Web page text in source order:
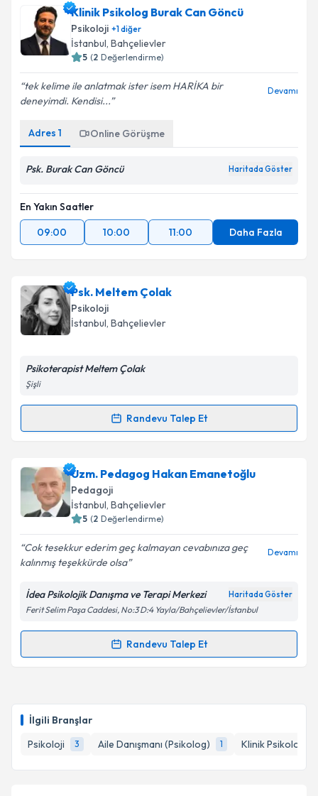
İlgili Branşlar
Psikoloji
3 Aile Danışmanı (Psikolog) 1 Klinik Psikolog
Klinik Psikolog Burak Can Göncü
Psikoloji +1diğer
İstanbul, Bahçelievler
5 (2 Değerlendirme)
tek kelime ile anlatmak ister isem HARİKA bir
deneyimdi. Kendisi...
Devamı
Adres 1 Online Görüşme
Psk. Burak Can Göncü Haritada Göster
En Yakın Saatler
09:00
10:00 11:00 Daha Fazla
Psk. Meltem Çolak
Psikoloji
İstanbul, Bahçelievler
Psikoterapist Meltem Çolak
Şişli
Randevu Talep Et
Randevu Takvimi Talebi
Psk. Meltem Çolakiçin randevu takvimi talebi
oluşturun. Size bu uzmandan randevu almanız için bir
takvim hazırlandığında e-posta ile bilgilendireceğiz.
Kişisel verilerimin işlenmesine ilişkin
Aydınlatma
Metni'ni okudum ve kişisel verilerimin belirtilen
kapsamda işlenmesini kabul ediyorum.
Uzm. Pedagog Hakan Emanetoğlu
Pedagoji
İstanbul, Bahçelievler
5 (2 Değerlendirme)
Cok tesekkur ederim geç kalmayan cevabınıza geç
kalınmış teşekkürde olsa
Devamı
İdea Psikolojik Danışma ve Terapi Merkezi Haritada Göster
Ferit Selim Paşa Caddesi, No:3 D:4 Yayla/Bahçelievler/İstanbul
Randevu Talep Et
Randevu Takvimi Talebi
almanız için bir takvim hazırlandığında e-posta ile
bilgilendireceğiz.
E-posta Adresiniz